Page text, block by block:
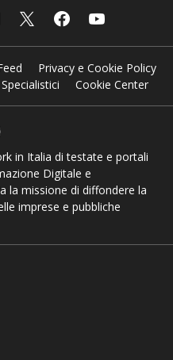
Privacy e Cookie Policy
Cookie Center
in Italia di testate e portali
Digitale e
la missione di diffondere la
imprese e pubbliche